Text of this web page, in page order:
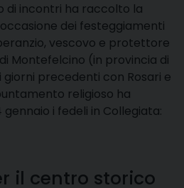
di incontri ha raccolto la
dei festeggiamenti
vescovo e protettore
Montefelcino (in provincia di
precedenti con Rosari e
religioso ha
i fedeli in Collegiata:
il centro storico